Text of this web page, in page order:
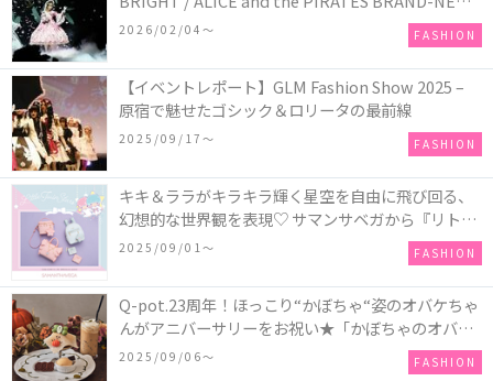
COLLECTION in TOKYO
2026/02/04〜 FASHION
【イベントレポート】GLM Fashion Show 2025 –
原宿で魅せたゴシック＆ロリータの最前線
2025/09/17〜 FASHION
キキ＆ララがキラキラ輝く星空を自由に飛び回る、
幻想的な世界観を表現♡ サマンサベガから『リトル
ツインスターズ』50周年アニバーサリーイヤー』を
2025/09/01〜 FASHION
Q-pot.23周年！ほっこり“かぼちゃ“姿のオバケちゃ
んがアニバーサリーをお祝い★「かぼちゃのオバケ
ーキアクセサリー」が新発売！Q-pot CAFE.では
「かぼちゃのオバケーキプレート」も登場
2025/09/06〜 FASHION